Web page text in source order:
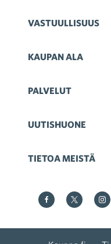
VASTUULLISUUS
KAUPAN ALA
PALVELUT
UUTISHUONE
TIETOA MEISTÄ
Kauppa